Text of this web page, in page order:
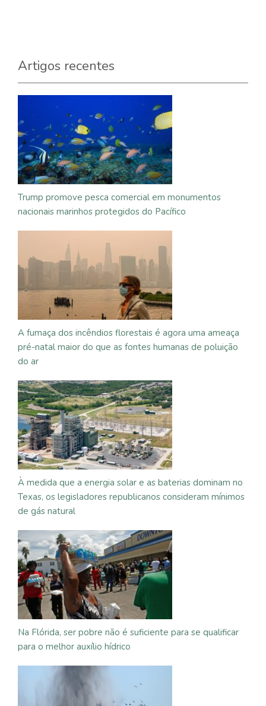
Artigos recentes
Trump promove pesca comercial em monumentos
nacionais marinhos protegidos do Pacífico
A fumaça dos incêndios florestais é agora uma ameaça
pré-natal maior do que as fontes humanas de poluição
do ar
À medida que a energia solar e as baterias dominam no
Texas, os legisladores republicanos consideram mínimos
de gás natural
Na Flórida, ser pobre não é suficiente para se qualificar
para o melhor auxílio hídrico